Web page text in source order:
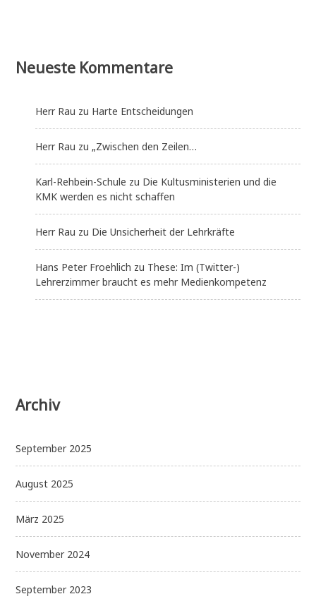
Neueste Kommentare
Herr Rau zu Harte Entscheidungen
Herr Rau zu „Zwischen den Zeilen…
Karl-Rehbein-Schule zu Die Kultusministerien und die
KMK werden es nicht schaffen
Herr Rau zu Die Unsicherheit der Lehrkräfte
Hans Peter Froehlich zu These: Im (Twitter-)
Lehrerzimmer braucht es mehr Medienkompetenz
Archiv
September 2025
August 2025
März 2025
November 2024
September 2023